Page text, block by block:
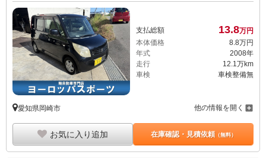
支払総額 13.8万円
本体価格
8. 8万円
年式
2008年
走行
12.1万km
車検
車検整備無
愛知県岡崎市 他の情報を開く
お気に入り追加 在庫確認・見積依頼（無料）